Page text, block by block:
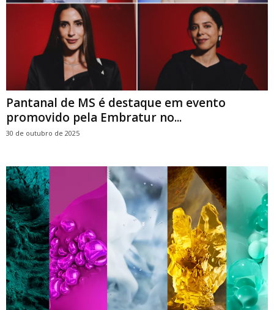
Pantanal de MS é destaque em evento
promovido pela Embratur no...
30 de outubro de 2025